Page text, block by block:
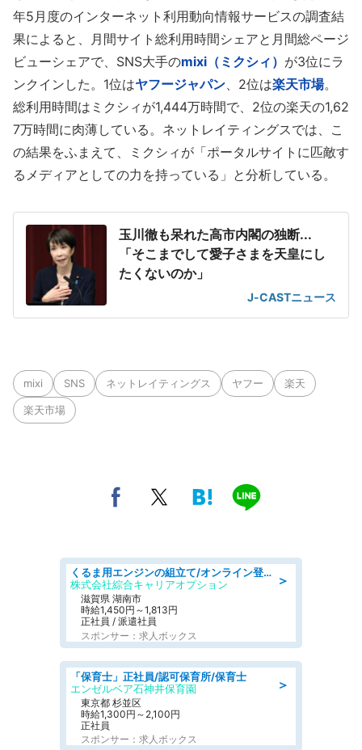
年5月度のインターネット利用動向情報サービスの調査結
果によると、月間サイト総利用時間シェアと月間総ページ
ビューシェアで、SNS大手のmixi（ミクシィ） が3位にラ
ンクインした。1位はヤフージャパン、2位は楽天市場。
総利用時間はミクシィが1,444万時間で、2位の楽天の1,62
7万時間に肉薄している。ネットレイティングスでは、こ
の結果をふまえて、ミクシィが「ポータルサイトに匹敵す
るメディアとしての力を持っている」と分析している。
玉川徹も呆れた高市内閣の独断...
「そこまでして愛子さまを天皇にし
たくないのか」
J-CASTニュース
mixi SNS ネットレイティングス ヤフー 楽天
楽天市場
＞
くるま用エンジンの組立て/オンライン登録
株式会社綜合キャリアオプション
滋賀県 湖南市
時給1,450円～1,813円
正社員 / 派遣社員
スポンサー：求人ボックス
＞
「保育士」正社員/認可保育所/保育士
エンゼルベア石神井保育園
東京都 杉並区
時給1,300円～2,100円
正社員
スポンサー：求人ボックス